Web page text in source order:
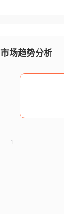
市场趋势分析